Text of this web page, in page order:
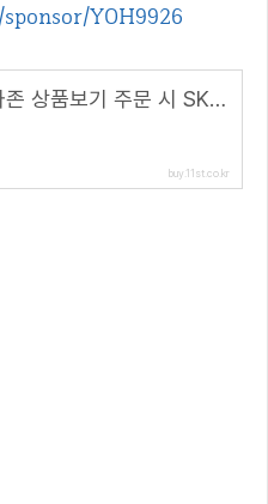
YOH9926
[11번가] 아마존 상품보기 주문 시 SK pay point 2% 추가 적립을 해드립니다. (해당 링크 접속 시)
buy.11st.co.kr